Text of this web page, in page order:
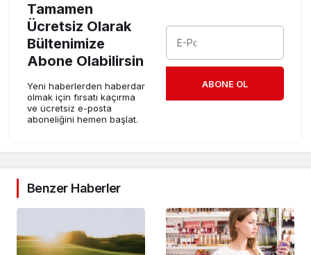
Tamamen
Ücretsiz Olarak
Bültenimize
Abone Olabilirsin
Yeni haberlerden haberdar
olmak için fırsatı kaçırma
ve ücretsiz e-posta
aboneliğini hemen başlat.
ABONE OL
Benzer Haberler